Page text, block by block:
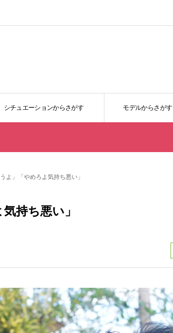
シチュエーションからさがす モデルからさがす
よ」「やめろよ気持ち悪い」
持ち悪い」